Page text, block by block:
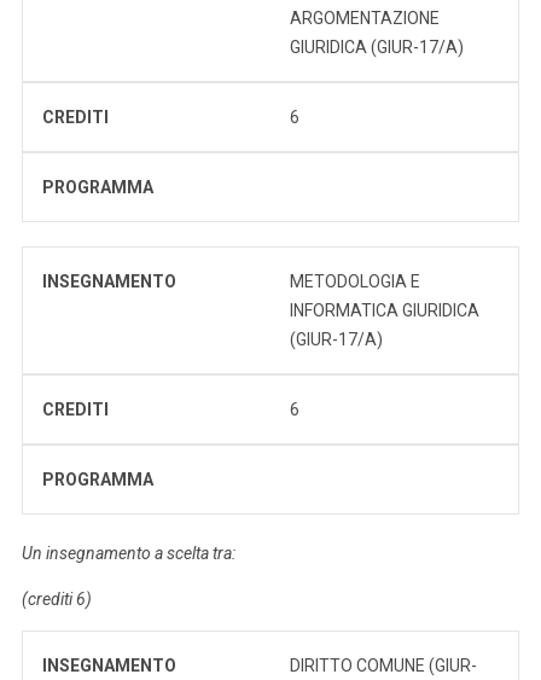
ARGOMENTAZIONE
GIURIDICA (GIUR-17/A)
CREDITI 6
PROGRAMMA
INSEGNAMENTO
METODOLOGIA E
INFORMATICA GIURIDICA
(GIUR-17/A)
CREDITI 6
PROGRAMMA
Un insegnamento a scelta tra:
(crediti 6)
INSEGNAMENTO
DIRITTO COMUNE (GIUR-